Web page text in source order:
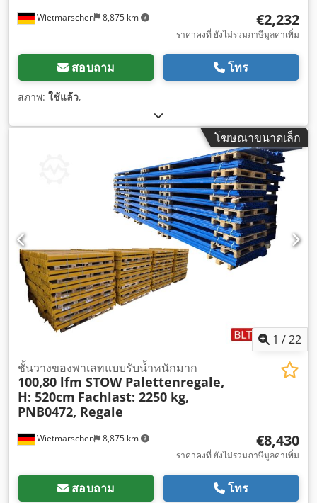
Wietmarschen 8,875 km €2,232
ราคาคงที่ ยังไม่รวมภาษีมูลค่าเพิ่ม
สอบถาม โทร
สภาพ: ใช้แล้ว,
โฆษณาขนาดเล็ก
1 /22
Wietmarschen 8,875 km
ชั้นวางของพาเลทแบบรับน้ำหนักมาก
100,80 lfm STOW Palettenregale,
H: 520cm Fachlast: 2250 kg,
PNB0472, Regale
€8,430
ราคาคงที่ ยังไม่รวมภาษีมูลค่าเพิ่ม
สอบถาม โทร